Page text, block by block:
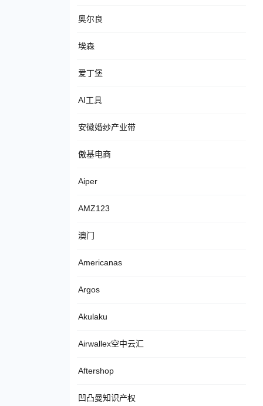
奥尔良
埃森
爱丁堡
AI工具
安徽婚纱产业带
傲基电商
Aiper
AMZ123
澳门
Americanas
Argos
Akulaku
Airwallex空中云汇
Aftershop
凹凸曼知识产权